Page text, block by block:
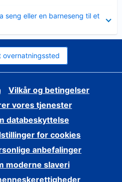
seng eller en barneseng til et
overnatningssted
Vilkår og betingelser
vores tjenester
databeskyttelse
for cookies
anbefalinger
moderne slaveri